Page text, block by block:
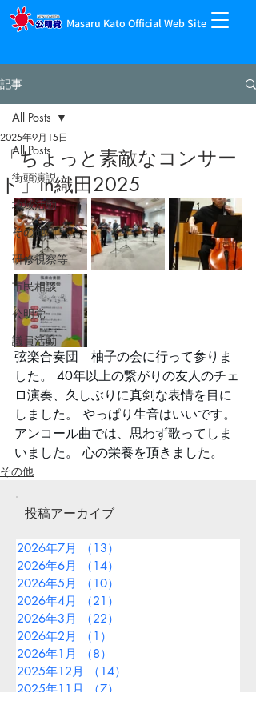
Masaru Kato Official Web Site
記事
All Posts
街頭演説
地域活動
その他
研修視察等
市民相談
公明党
議員活動
All Posts
「ちょっと素敵なコンサー
ト」in織田2025
2025年9月15日
弦楽合奏団　柚子の会に行って参りま
した。 40年以上の繋がりの友人のチェ
ロ演奏、久しぶりに真剣な表情を目に
しました。 やっぱり生音はいいです。
アンコール曲では、思わず歌ってしま
いました。 心の栄養を頂きました。
その他
投稿アーカイブ
2026年7月 （13）
2026年6月
（14）
2026年5月
（10）
2026年4月
（21）
2026年3月
（22）
2026年2月
（1）
2026年1月
（8）
2025年12月
（14）
2025年11月
（7）